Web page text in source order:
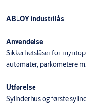
ABLOY industrilås
Anvendelse
Sikkerhetslåser for
automater, parkometere
Utførelse
Sylinderhus og første